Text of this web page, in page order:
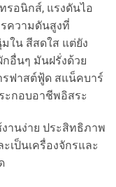
รอนิกส์, แรงดันไอ
ความดันสูงที่
ใน สีสดใส แต่ยัง
อื่นๆ มันฝรั่งด้วย
ฟาสต์ฟู้ด สแน็คบาร์
ะกอบอาชีพอิสระ
านง่าย ประสิทธิภาพ
ป็นเครื่องจักรและ